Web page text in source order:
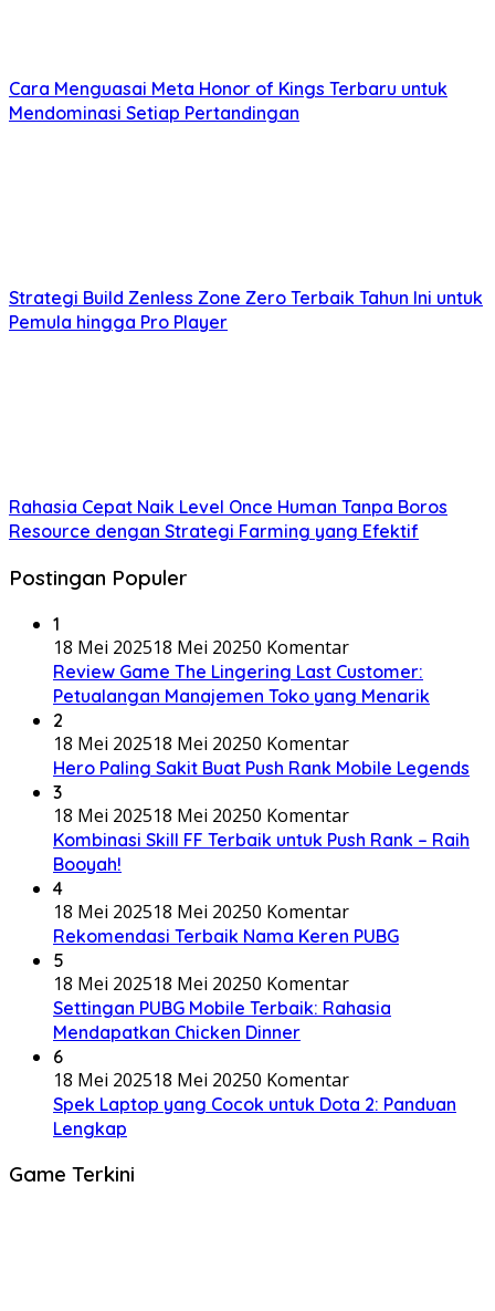
Cara Menguasai Meta Honor of Kings Terbaru untuk
Mendominasi Setiap Pertandingan
Strategi Build Zenless Zone Zero Terbaik Tahun Ini untuk
Pemula hingga Pro Player
Rahasia Cepat Naik Level Once Human Tanpa Boros
Resource dengan Strategi Farming yang Efektif
Postingan Populer
1
18 Mei 202518 Mei 20250 Komentar
Review Game The Lingering Last Customer:
Petualangan Manajemen Toko yang Menarik
2
18 Mei 202518 Mei 20250 Komentar
Hero Paling Sakit Buat Push Rank Mobile Legends
3
18 Mei 202518 Mei 20250 Komentar
Kombinasi Skill FF Terbaik untuk Push Rank – Raih
Booyah!
4
18 Mei 202518 Mei 20250 Komentar
Rekomendasi Terbaik Nama Keren PUBG
5
18 Mei 202518 Mei 20250 Komentar
Settingan PUBG Mobile Terbaik: Rahasia
Mendapatkan Chicken Dinner
6
18 Mei 202518 Mei 20250 Komentar
Spek Laptop yang Cocok untuk Dota 2: Panduan
Lengkap
Game Terkini